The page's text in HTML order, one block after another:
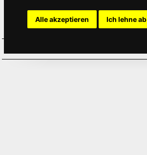
Alle akzeptieren Ich lehne ab